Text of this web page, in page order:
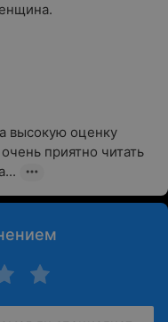
высокую оценку
приятно читать